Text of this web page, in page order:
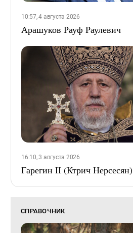
10:57, 4 августа 2026
Арашуков Рауф Раулевич
16:10, 3 августа 2026
Гарегин II (Ктрич Нерсесян)
СПРАВОЧНИК